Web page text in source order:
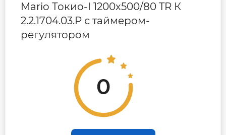
Mario Токио-I 1200х500/80 TR К
2.2.1704.03.P с таймером-
регулятором
0